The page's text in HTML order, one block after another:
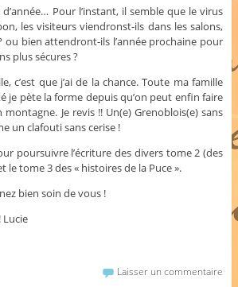
Pour l’instant, il semble que le virus
les visiteurs viendronst-ils dans les salons,
ou bien attendront-ils l’année prochaine pour
plus sécures ?
c’est que j’ai de la chance. Toute ma famille
je pète la forme depuis qu’on peut enfin faire
Je revis !! Un(e) Grenoblois(e) sans
un clafouti sans cerise !
poursuivre l’écriture des divers tome 2 (des
le tome 3 des « histoires de la Puce ».
bien soin de vous !
Lucie
Laisser un commentaire